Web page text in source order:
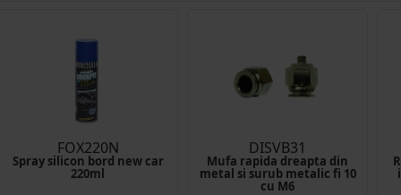
FOX220N
Spray silicon bord new car
220ml
DISVB31
Mufa rapida dreapta din
metal si surub metalic fi 10
cu M6